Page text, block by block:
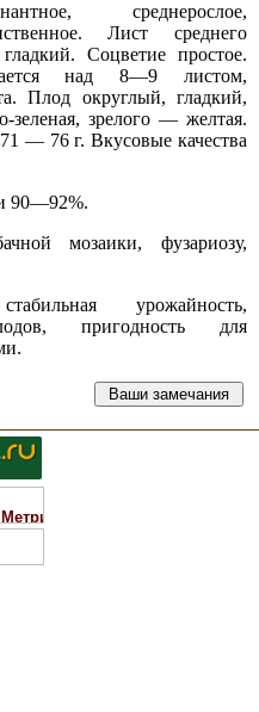
среднерослое,
Лист среднего
Соцветие простое.
над 8—9 листом,
Плод округлый, гладкий,
зеленая, зрелого — желтая.
— 76 г. Вкусовые качества
90—92%.
мозаики, фузариозу,
урожайность,
пригодность для